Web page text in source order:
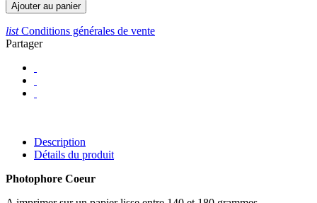
Ajouter au panier
listConditions générales de vente
Partager
Description
Détails du produit
Photophore Coeur